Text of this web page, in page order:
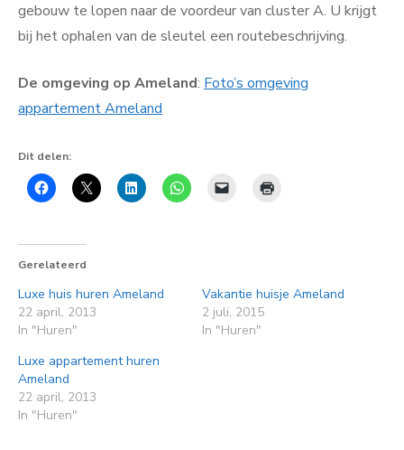
gebouw te lopen naar de voordeur van cluster A. U krijgt
bij het ophalen van de sleutel een routebeschrijving.
De omgeving op Ameland: Foto’s omgeving
appartement Ameland
Dit delen:
Gerelateerd
Luxe huis huren Ameland
22 april, 2013
In "Huren"
Vakantie huisje Ameland
2 juli, 2015
In "Huren"
Luxe appartement huren
Ameland
22 april, 2013
In "Huren"